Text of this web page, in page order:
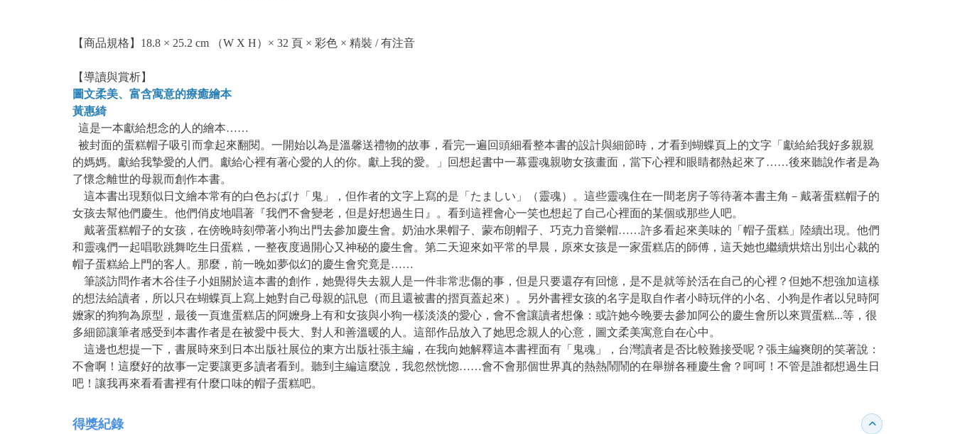
【商品規格】18.8 × 25.2 cm （W X H）× 32 頁 × 彩色 × 精裝 / 有注音
【導讀與賞析】
圖文柔美、富含寓意的療癒繪本
黃惠綺
這是一本獻給想念的人的繪本……
被封面的蛋糕帽子吸引而拿起來翻閱。一開始以為是溫馨送禮物的故事，看完一遍回頭細看整本書的設計與細節時，才看到蝴蝶頁上的文字「獻給給我好多親親
的媽媽。獻給我摯愛的人們。獻給心裡有著心愛的人的你。獻上我的愛。」回想起書中一幕靈魂親吻女孩畫面，當下心裡和眼睛都熱起來了……後來聽說作者是為
了懷念離世的母親而創作本書。
這本書出現類似日文繪本常有的白色おばけ「鬼」，但作者的文字上寫的是「たましい」（靈魂）。這些靈魂住在一間老房子等待著本書主角－戴著蛋糕帽子的
女孩去幫他們慶生。他們俏皮地唱著『我們不會變老，但是好想過生日』。看到這裡會心一笑也想起了自己心裡面的某個或那些人吧。
戴著蛋糕帽子的女孩，在傍晚時刻帶著小狗出門去參加慶生會。奶油水果帽子、蒙布朗帽子、巧克力音樂帽……許多看起來美味的「帽子蛋糕」陸續出現。他們
和靈魂們一起唱歌跳舞吃生日蛋糕，一整夜度過開心又神秘的慶生會。第二天迎來如平常的早晨，原來女孩是一家蛋糕店的師傅，這天她也繼續烘焙出別出心裁的
帽子蛋糕給上門的客人。那麼，前一晚如夢似幻的慶生會究竟是……
筆談訪問作者木谷佳子小姐關於這本書的創作，她覺得失去親人是一件非常悲傷的事，但是只要還存有回憶，是不是就等於活在自己的心裡？但她不想強加這樣
的想法給讀者，所以只在蝴蝶頁上寫上她對自己母親的訊息（而且還被書的摺頁蓋起來）。另外書裡女孩的名字是取自作者小時玩伴的小名、小狗是作者以兒時阿
嬤家的狗狗為原型，最後一頁進蛋糕店的阿嬤身上有和女孩與小狗一樣淡淡的愛心，會不會讓讀者想像：或許她今晚要去參加阿公的慶生會所以來買蛋糕...等，很
多細節讓筆者感受到本書作者是在被愛中長大、對人和善溫暖的人。這部作品放入了她思念親人的心意，圖文柔美寓意自在心中。
這邊也想提一下，書展時來到日本出版社展位的東方出版社張主編，在我向她解釋這本書裡面有「鬼魂」，台灣讀者是否比較難接受呢？張主編爽朗的笑著說：
不會啊！這麼好的故事一定要讓更多讀者看到。聽到主編這麼說，我忽然恍惚……會不會那個世界真的熱熱鬧鬧的在舉辦各種慶生會？呵呵！不管是誰都想過生日
吧！讓我再來看看書裡有什麼口味的帽子蛋糕吧。
得獎紀錄 收合得獎紀錄